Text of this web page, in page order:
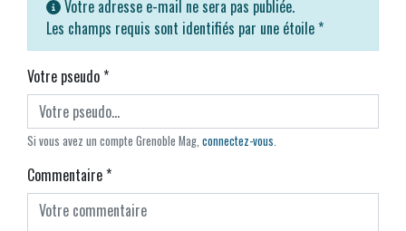
Votre adresse e-mail ne sera pas publiée.
Les champs requis sont identifiés par une étoile *
Votre pseudo*
Si vous avez un compte Grenoble Mag, connectez-vous
Commentaire*